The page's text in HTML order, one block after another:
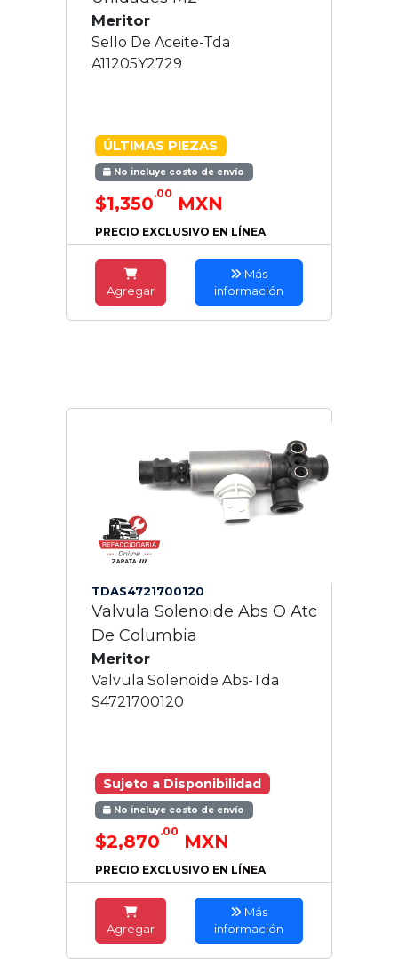
Meritor
Sello De Aceite-Tda
A11205Y2729
ÚLTIMAS PIEZAS
No incluye costo de envío
$1,350.00 MXN
PRECIO EXCLUSIVO EN LÍNEA
Agregar
Más
información
TDAS4721700120
Valvula Solenoide Abs O Atc
De Columbia
Meritor
Valvula Solenoide Abs-Tda
S4721700120
Sujeto a Disponibilidad
No incluye costo de envío
$2,870.00 MXN
PRECIO EXCLUSIVO EN LÍNEA
Agregar
Más
información